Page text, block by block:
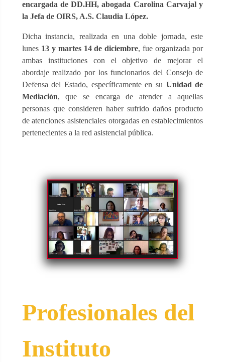
encargada de DD.HH, abogada Carolina Carvajal y
la Jefa de OIRS, A.S. Claudia López.
Dicha instancia, realizada en una doble jornada, este
lunes 13 y martes 14 de diciembre, fue organizada por
ambas instituciones con el objetivo de mejorar el
abordaje realizado por los funcionarios del Consejo de
Defensa del Estado, específicamente en su Unidad de
Mediación, que se encarga de atender a aquellas
personas que consideren haber sufrido daños producto
de atenciones asistenciales otorgadas en establecimientos
pertenecientes a la red asistencial pública.
Profesionales del
Instituto